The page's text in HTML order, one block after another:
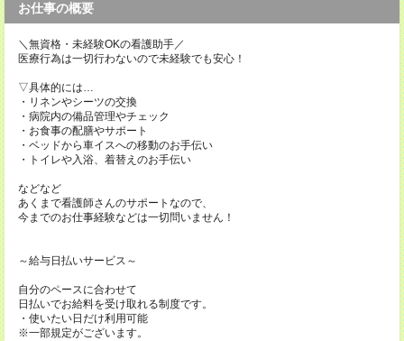
お仕事の概要
＼無資格・未経験OKの看護助手／
医療行為は一切行わないので未経験でも安心！
▽具体的には…
・リネンやシーツの交換
・病院内の備品管理やチェック
・お食事の配膳やサポート
・ベッドから車イスへの移動のお手伝い
・トイレや入浴、着替えのお手伝い
などなど
あくまで看護師さんのサポートなので、
今までのお仕事経験などは一切問いません！
～給与日払いサービス～
自分のペースに合わせて
日払いでお給料を受け取れる制度です。
・使いたい日だけ利用可能
※一部規定がございます。